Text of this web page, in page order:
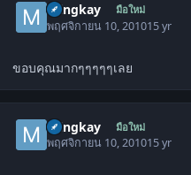
mingkay มือใหม่
พฤศจิกายน 10, 201015 yr
ขอบคุณมากๆๆๆๆๆเลย
mingkay มือใหม่
พฤศจิกายน 10, 201015 yr